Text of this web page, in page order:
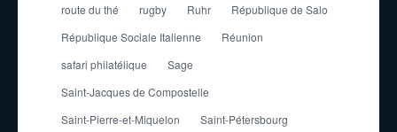
route du thé
rugby Ruhr
République de Salo
République Sociale Italienne
Réunion
safari philatélique
Sage
Saint-Jacques de Compostelle
Saint-Pierre-et-Miquelon
Saint-Pétersbourg